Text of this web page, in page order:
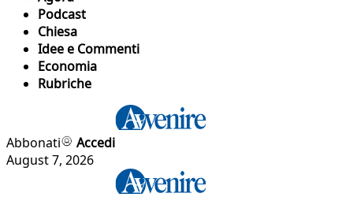
Podcast
Chiesa
Idee e Commenti
Economia
Rubriche
Abbonati
Accedi
August 7, 2026